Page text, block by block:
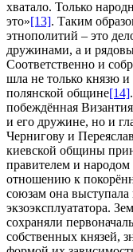
хватало. Только
это»[13]. Таким
этнополитий – это
дружинами, а и
Соответственно и
шла не только князю
полянской общине[14]
побеждённая
и его дружине, но и
Чернигову и
киевской общины
правителем и
отношению к
союзам она выступала
экзоэксплуататора.
сохраняли
собственных князей,